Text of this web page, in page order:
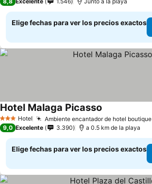
Elige fechas para ver los precios exactos
3 Estrellas
Hotel Ambiente encantador de hotel boutique
Hotel Malaga Picasso
9,0 Excelente 3.390 a 0.5 km de la playa
Elige fechas para ver los precios exactos